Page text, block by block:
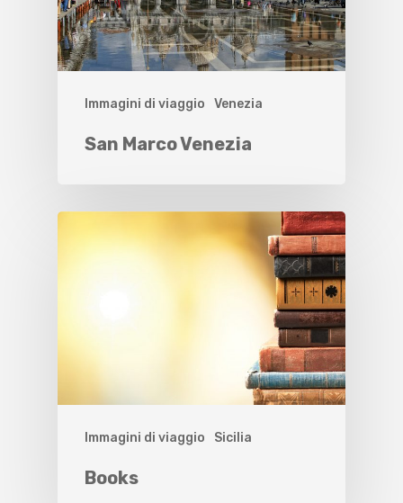
Immagini di viaggio Venezia
San Marco Venezia
Immagini di viaggio Sicilia
Books